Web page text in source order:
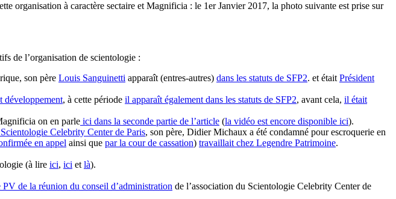
organisation à caractère sectaire et Magnificia : le 1er Janvier 2017, la photo suivante est prise sur
de l’organisation de scientologie :
son père Louis Sanguinetti apparaît (entres-autres) dans les statuts de SFP2. et était Président
développement, à cette période il apparaît également dans les statuts de SFP2, avant cela, il était
on en parle ici dans la seconde partie de l’article (la vidéo est encore disponible ici).
Celebrity Center de Paris, son père, Didier Michaux a été condamné pour escroquerie en
en appel ainsi que par la cour de cassation) travaillait chez Legendre Patrimoine.
(à lire ici, ici et là).
PV de la réunion du conseil d’administration de l’association du Scientologie Celebrity Center de